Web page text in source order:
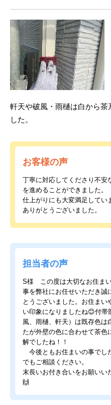
軒天や破風・雨樋は白から茶
した。
お客様の声
丁寧に対応してくださり不安
を進めることができました。
仕上がりにも大変満足してい
ありがとうございました。
担当者の声
S様 この度は大切なお住ま
事を弊社にお任せいただき誠
とうございました。お住まい
い印象になりましたね😊付帯
風、雨樋、軒天）は既存色は
たが外壁の色に合わせて茶色
解でしたね！！
今後ともお住まいの事でし
でもご相談ください。
末長いお付き合いをお願いい
🙌